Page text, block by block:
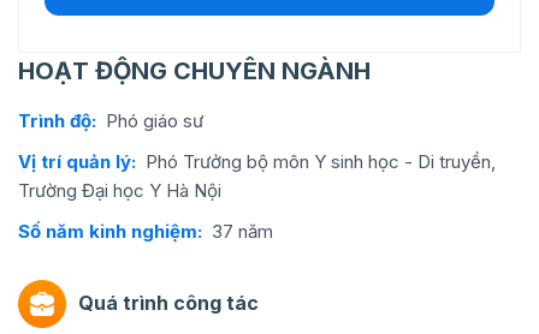
HOẠT ĐỘNG CHUYÊN NGÀNH
Trình độ: Phó giáo sư
Vị trí quản lý: Phó Trưởng bộ môn Y sinh học - Di truyền,
Trường Đại học Y Hà Nội
Số năm kinh nghiệm: 37 năm
Quá trình công tác